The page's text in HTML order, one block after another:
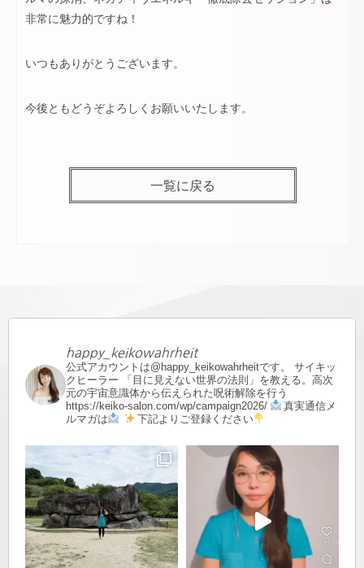
非常に魅力的ですね！
いつもありがとうございます。
今後ともどうぞよろしくお願いいたします。
一覧に戻る
happy_keikowahrheit
公式アカウントは@happy_keikowahrheitです。
サイキッ
クヒーラー 「目に見えない世界の法則」を教える。高次
元の宇宙意識体から伝えられた呪術解除を行う
https://keiko-salon.com/wp/campaign2026/
真実通信メ
ルマガは
下記よりご登録ください